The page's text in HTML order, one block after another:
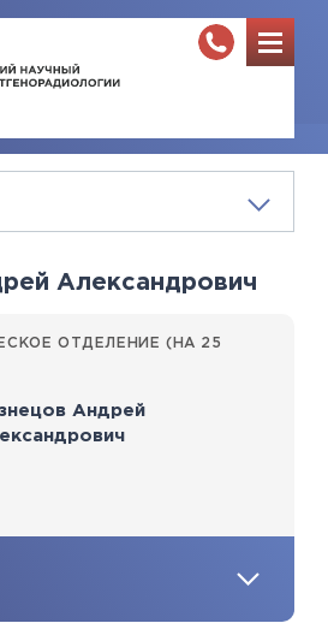
Александрович
ОТДЕЛЕНИЕ (НА 25
Андрей